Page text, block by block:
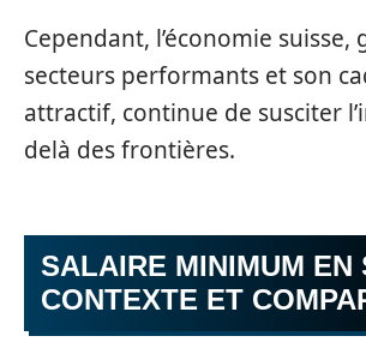
Cependant, l’économie suisse,
secteurs performants et son
attractif, continue de susciter
delà des frontières.
SALAIRE MINIMUM EN
CONTEXTE ET